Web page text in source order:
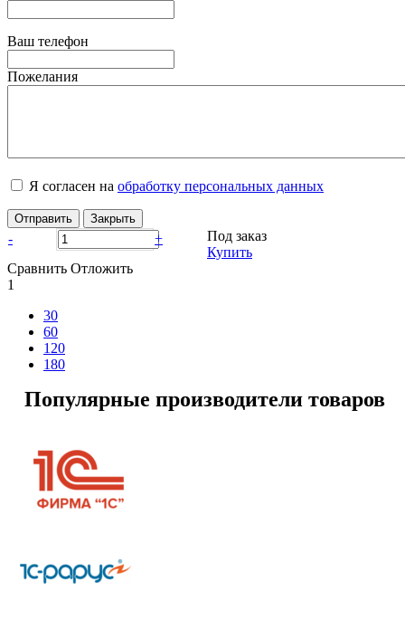
Ваш телефон
Пожелания
Я согласен на обработку персональных данных
Отправить Закрыть
- +
Под заказ
Купить
Сравнить Отложить
1
30
60
120
180
Популярные производители товаров